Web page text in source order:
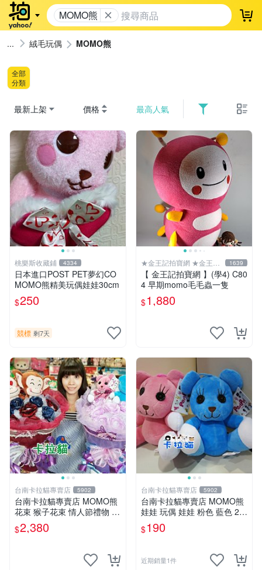
MOMO熊 登
絨毛玩偶 MOMO熊
全部
分類
最新上架 價格 最高人氣
桃樂斯收藏鋪 4334
日本進口POST PET夢幻CO
MOMO熊精美玩偶娃娃30cm
$250
競標 剩7天
★金王記拍寶網 ★金王記
拍寶趣
1639
【 金王記拍寶網 】(學4) C80
4 早期momo毛毛蟲一隻
$1,880
台南卡拉貓專賣店 5902
台南卡拉貓專賣店 MOMO熊
花束 猴子花束 情人節禮物 二
選一 可繡字 可今天寄明天到
$2,380
台南卡拉貓專賣店 5902
台南卡拉貓專賣店 MOMO熊
娃娃 玩偶 娃娃 粉色 藍色 2色
分售
$190
近期銷量1件